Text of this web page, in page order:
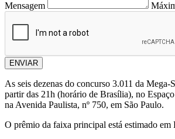
Mensagem
ENVIAR
As seis dezenas do concurso 3.011 da Mega-
partir das 21h (horário de Brasília), no
na Avenida Paulista, nº 750, em São Paulo.
O prêmio da faixa principal está estimado em